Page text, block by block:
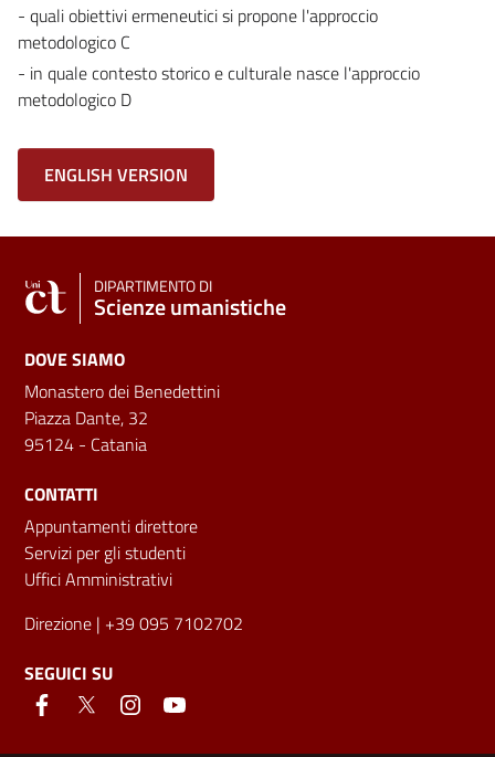
- quali obiettivi ermeneutici si propone l'approccio
metodologico C
- in quale contesto storico e culturale nasce l'approccio
metodologico D
ENGLISH VERSION
DIPARTIMENTO DI
Scienze umanistiche
DOVE SIAMO
Monastero dei Benedettini
Piazza Dante, 32
95124 - Catania
CONTATTI
Appuntamenti direttore
Servizi per gli studenti
Uffici Amministrativi
Direzione | +39 095 7102702
SEGUICI SU